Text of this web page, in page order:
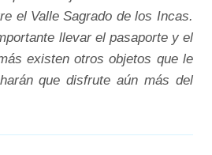
el Valle Sagrado de los Incas.
llevar el pasaporte y el
existen otros objetos que le
que disfrute aún más del